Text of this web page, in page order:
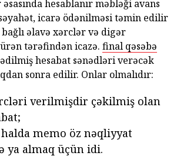
hesablanır məbləği avans
icarə ödənilməsi təmin edilir
bağlı əlavə xərclər və digər
tərəfindən icazə. final qəsəbə
hesabat sənədləri verəcək
sonra edilir. Onlar olmalıdır:
verilmişdir çəkilmiş olan
memo öz nəqliyyat
ya almaq üçün idi.